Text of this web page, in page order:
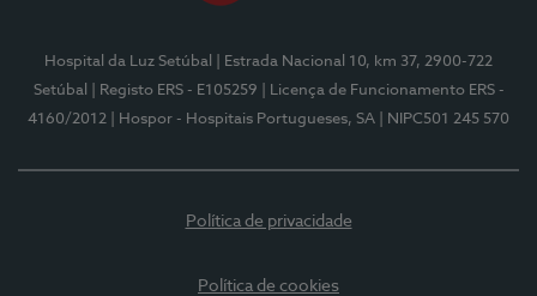
Hospital da Luz Setúbal
| Estrada Nacional 10, km 37, 2900-722
Setúbal
| Registo ERS - E105259
| Licença de Funcionamento ERS -
4160/2012
| Hospor - Hospitais Portugueses, SA | NIPC501 245 570
Política de privacidade
Política de cookies